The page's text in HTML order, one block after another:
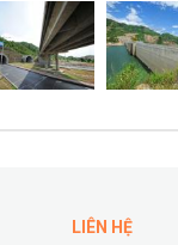
LIÊN HỆ